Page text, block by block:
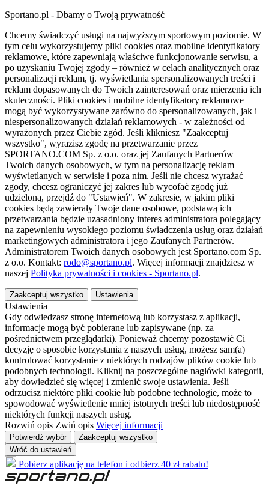
Sportano.pl - Dbamy o Twoją prywatność
Chcemy świadczyć usługi na najwyższym sportowym poziomie. W
tym celu wykorzystujemy pliki cookies oraz mobilne identyfikatory
reklamowe, które zapewniają właściwe funkcjonowanie serwisu, a
po uzyskaniu Twojej zgody – również w celach analitycznych oraz
personalizacji reklam, tj. wyświetlania spersonalizowanych treści i
reklam dopasowanych do Twoich zainteresowań oraz mierzenia ich
skuteczności. Pliki cookies i mobilne identyfikatory reklamowe
mogą być wykorzystywane zarówno do spersonalizowanych, jak i
niespersonalizowanych działań reklamowych - w zależności od
wyrażonych przez Ciebie zgód. Jeśli klikniesz "Zaakceptuj
wszystko", wyrazisz zgodę na przetwarzanie przez
SPORTANO.COM Sp. z o.o. oraz jej Zaufanych Partnerów
Twoich danych osobowych, w tym na personalizację reklam
wyświetlanych w serwisie i poza nim. Jeśli nie chcesz wyrażać
zgody, chcesz ograniczyć jej zakres lub wycofać zgodę już
udzieloną, przejdź do "Ustawień". W zakresie, w jakim pliki
cookies będą zawierały Twoje dane osobowe, podstawą ich
przetwarzania będzie uzasadniony interes administratora polegający
na zapewnieniu wysokiego poziomu świadczenia usług oraz działań
marketingowych administratora i jego Zaufanych Partnerów.
Administratorem Twoich danych osobowych jest Sportano.com Sp.
z o.o. Kontakt: rodo@sportano.pl. Więcej informacji znajdziesz w
naszej Polityka prywatności i cookies - Sportano.pl.
Zaakceptuj wszystko Ustawienia
Ustawienia
Gdy odwiedzasz stronę internetową lub korzystasz z aplikacji,
informacje mogą być pobierane lub zapisywane (np. za
pośrednictwem przeglądarki). Ponieważ chcemy pozostawić Ci
decyzję o sposobie korzystania z naszych usług, możesz sam(a)
kontrolować korzystanie z niektórych rodzajów plików cookie lub
podobnych technologii. Kliknij na poszczególne nagłówki kategorii,
aby dowiedzieć się więcej i zmienić swoje ustawienia. Jeśli
odrzucisz niektóre pliki cookie lub podobne technologie, może to
spowodować wyświetlenie mniej istotnych treści lub niedostępność
niektórych funkcji naszych usług.
Rozwiń opis Zwiń opis Więcej informacji
Potwierdź wybór
Zaakceptuj wszystko
Wróć do ustawień
Pobierz aplikację na telefon i odbierz 40 zł rabatu!